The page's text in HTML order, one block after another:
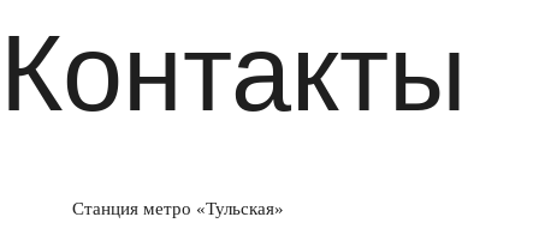
Контакты
Станция метро «Тульская»